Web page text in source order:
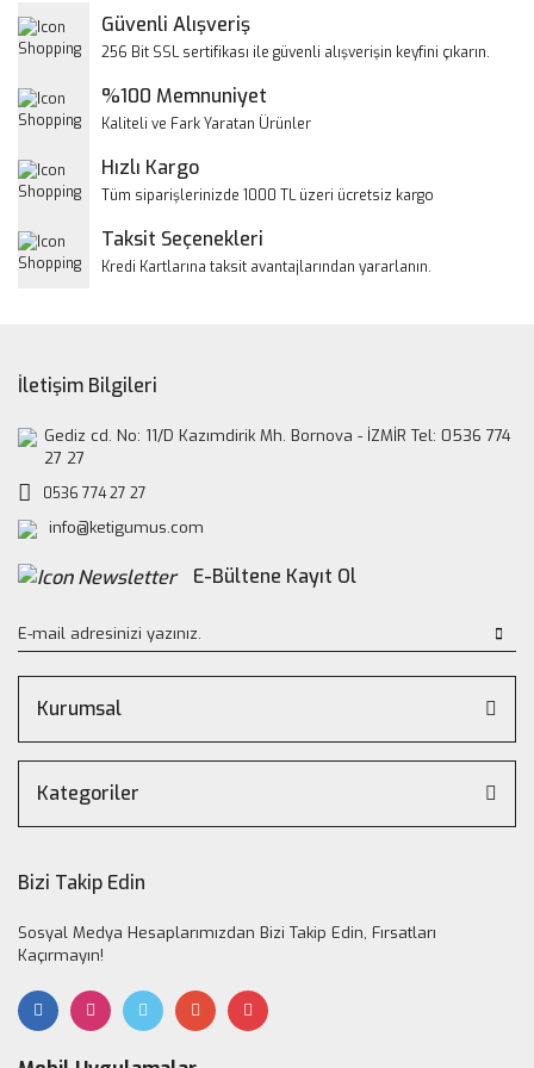
Yorum Yaz
Ürün resmi kalitesiz, bozuk veya görüntülenemiyor.
Ürün bilgilerinde hatalar bulunuyor.
Bu ürüne benzer farklı alternatifler olmalı.
Güvenli Alışveriş
256 Bit SSL sertifikası ile güvenli alışverişin keyfini çıkarın.
%100 Memnuniyet
Kaliteli ve Fark Yaratan Ürünler
Hızlı Kargo
Tüm siparişlerinizde 1000 TL üzeri ücretsiz kargo
Taksit Seçenekleri
Kredi Kartlarına taksit avantajlarından yararlanın.
İletişim Bilgileri
Gediz cd. No: 11/D Kazımdirik Mh. Bornova - İZMİR Tel: 0536 774
27 27
0536 774 27 27
info@ketigumus.com
E-Bültene Kayıt Ol
Kurumsal
Kategoriler
Bizi Takip Edin
Sosyal Medya Hesaplarımızdan Bizi Takip Edin, Fırsatları
Kaçırmayın!